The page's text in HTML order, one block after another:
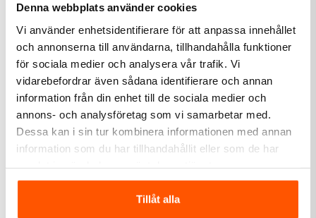
Denna webbplats använder cookies
Vi använder enhetsidentifierare för att anpassa innehållet
och annonserna till användarna, tillhandahålla funktioner
för sociala medier och analysera vår trafik. Vi
vidarebefordrar även sådana identifierare och annan
information från din enhet till de sociala medier och
annons- och analysföretag som vi samarbetar med.
Dessa kan i sin tur kombinera informationen med annan
information som du har tillhandahållit eller som de har
Tillåt alla
Schneider Electric Wiser
Schneider Electric
Schneider Electric Wiser
Radiatortermostat 3-
Schneider Electric